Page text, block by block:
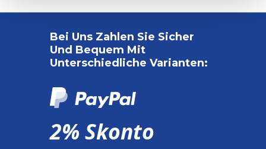
Bei Uns Zahlen Sie Sicher
Und Bequem Mit
Unterschiedliche Varianten:
2% Skonto